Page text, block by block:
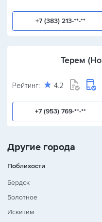
+7 (383) 213-**-**
Терем
Рейтинг: 4.2
+7 (953) 769-**-**
Другие города
Поблизости
Бердск
Болотное
Искитим